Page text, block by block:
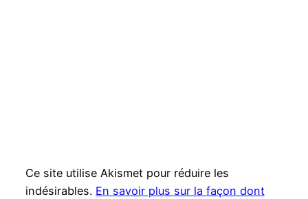
Ce site utilise Akismet pour réduire les
indésirables. En savoir plus sur la façon dont